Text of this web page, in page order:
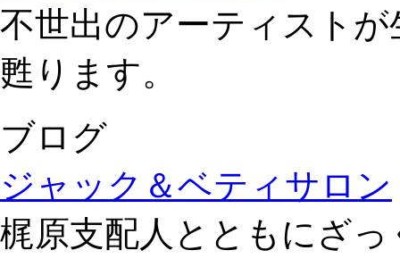
不世出のアーティスト
甦ります。
ブログ
ジャック＆ベティサロン
梶原支配人とともにざ